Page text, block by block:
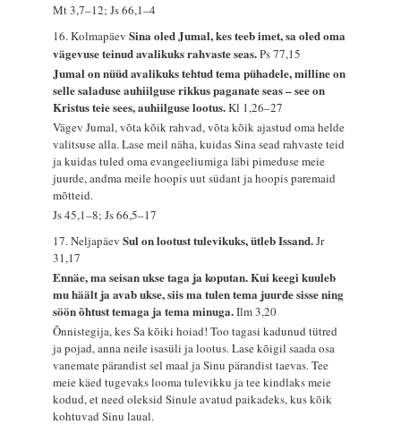
Mt 3,7–12; Js 66,1–4
16. KolmapäevSina oled Jumal, kes teeb imet, sa oled oma
vägevuse teinud avalikuks rahvaste seas.Ps 77,15
Jumal on nüüd avalikuks tehtud tema pühadele, milline on
selle saladuse auhiilguse rikkus paganate seas – see on
Kristus teie sees, auhiilguse lootus.Kl 1,26–27
Vägev Jumal, võta kõik rahvad, võta kõik ajastud oma helde
valitsuse alla. Lase meil näha, kuidas Sina sead rahvaste teid
ja kuidas tuled oma evangeeliumiga läbi pimeduse meie
juurde, andma meile hoopis uut südant ja hoopis paremaid
mõtteid.
Js 45,1–8; Js 66,5–17
17. NeljapäevSul on lootust tulevikuks, ütleb Issand.Jr
31,17
Ennäe, ma seisan ukse taga ja koputan. Kui keegi kuuleb
mu häält ja avab ukse, siis ma tulen tema juurde sisse ning
söön õhtust temaga ja tema minuga.Ilm 3,20
Õnnistegija, kes Sa kõiki hoiad! Too tagasi kadunud tütred
ja pojad, anna neile isasüli ja lootus. Lase kõigil saada osa
vanemate pärandist sel maal ja Sinu pärandist taevas. Tee
meie käed tugevaks looma tulevikku ja tee kindlaks meie
kodud, et need oleksid Sinule avatud paikadeks, kus kõik
kohtuvad Sinu laual.